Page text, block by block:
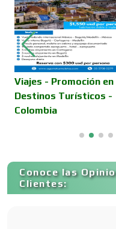
Cámaras de
Camiones
Cancelería de
Capacitación
Viajes - Promoción en
Destinos Turísticos -
Colombia
Conoce las
Clientes: